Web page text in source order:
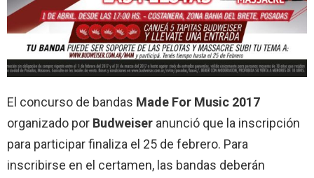
El concurso de bandas Made For Music 2017
organizado por Budweiser anunció que la inscripción
para participar finaliza el 25 de febrero. Para
inscribirse en el certamen, las bandas deberán